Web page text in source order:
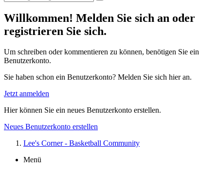
Willkommen! Melden Sie sich an oder
registrieren Sie sich.
Um schreiben oder kommentieren zu können, benötigen Sie ein
Benutzerkonto.
Sie haben schon ein Benutzerkonto? Melden Sie sich hier an.
Jetzt anmelden
Hier können Sie ein neues Benutzerkonto erstellen.
Neues Benutzerkonto erstellen
Lee's Corner - Basketball Community
Menü